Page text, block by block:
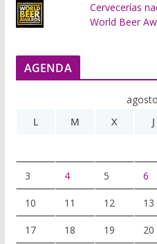
Cervecerías
World Beer
AGENDA
L
M X J
3 4 5 6
10 11 12 13
17 18 19 20